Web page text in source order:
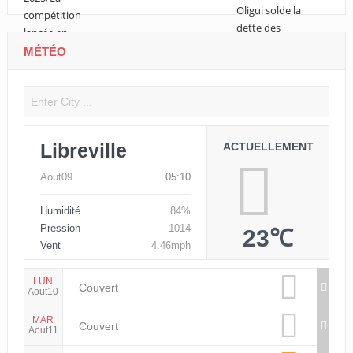
MÉTÉO
Libreville
Aout09 05:10
Humidité
84%
Pression
1014
Vent
4.46mph
ACTUELLEMENT
23℃
LUN
Aout10
Couvert
MAR
Aout11
Couvert